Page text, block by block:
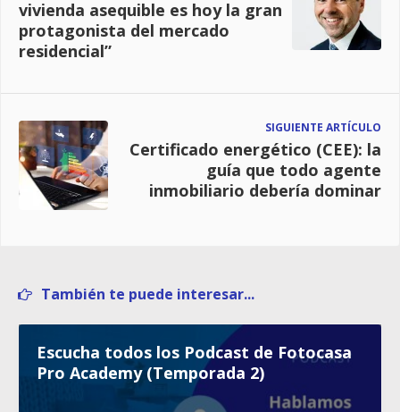
vivienda asequible es hoy la gran
protagonista del mercado
residencial”
SIGUIENTE ARTÍCULO
Certificado energético (CEE): la
guía que todo agente
inmobiliario debería dominar
También te puede interesar...
Escucha todos los Podcast de Fotocasa
Pro Academy (Temporada 2)